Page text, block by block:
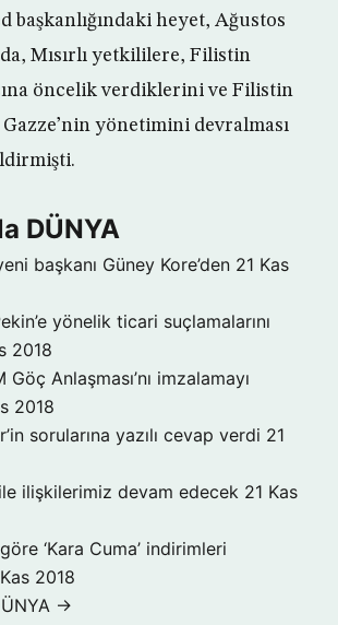
başkanlığındaki heyet, Ağustos
Mısırlı yetkililere, Filistin
öncelik verdiklerini ve Filistin
yönetimini devralması
DÜNYA
başkanı Güney Kore’den 21 Kas
yönelik ticari suçlamalarını
2018
Anlaşması’nı imzalamayı
2018
sorularına yazılı cevap verdi 21
ilişkilerimiz devam edecek 21 Kas
‘Kara Cuma’ indirimleri
2018
→